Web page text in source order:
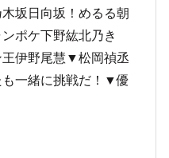
坂日向坂！めるる朝
ポケ下野紘北乃き
伊野尾慧▼松岡禎丞
一緒に挑戦だ！▼優